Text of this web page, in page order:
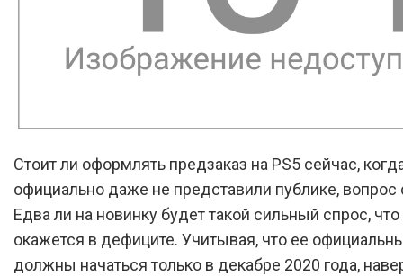
Стоит ли оформлять предзаказ на PS5 сейчас,
официально даже не представили публике,
Едва ли на новинку будет такой сильный спрос, что
окажется в дефиците. Учитывая, что ее
должны начаться только в декабре 2020 года,